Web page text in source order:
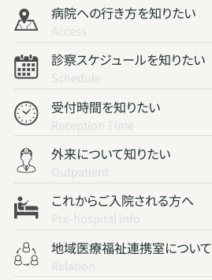
病院への行き方を知りたい
Access
診察スケジュールを知りたい
Schedule
受付時間を知りたい
Reception Time
外来について知りたい
Outpatient
これからご入院される方へ
Pre-hospital info
地域医療福祉連携室について
Relation